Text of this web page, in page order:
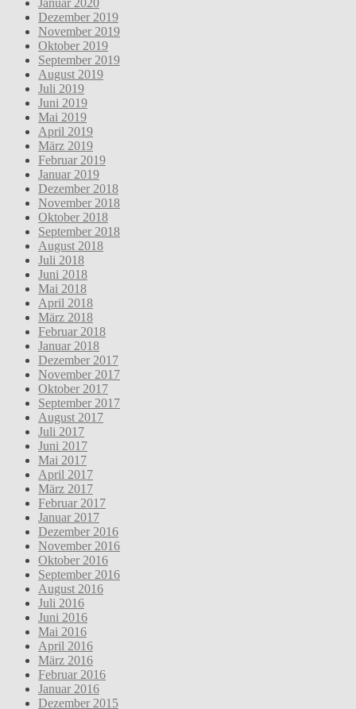
Januar 2020
Dezember 2019
November 2019
Oktober 2019
September 2019
August 2019
Juli 2019
Juni 2019
Mai 2019
April 2019
März 2019
Februar 2019
Januar 2019
Dezember 2018
November 2018
Oktober 2018
September 2018
August 2018
Juli 2018
Juni 2018
Mai 2018
April 2018
März 2018
Februar 2018
Januar 2018
Dezember 2017
November 2017
Oktober 2017
September 2017
August 2017
Juli 2017
Juni 2017
Mai 2017
April 2017
März 2017
Februar 2017
Januar 2017
Dezember 2016
November 2016
Oktober 2016
September 2016
August 2016
Juli 2016
Juni 2016
Mai 2016
April 2016
März 2016
Februar 2016
Januar 2016
Dezember 2015